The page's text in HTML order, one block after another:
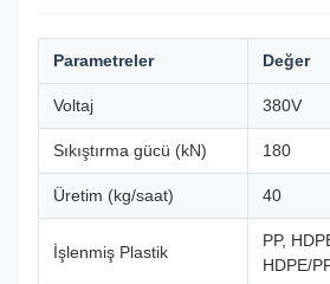
Parametreler Değer
Voltaj 380V
Sıkıştırma gücü (kN) 180
Üretim (kg/saat) 40
İşlenmiş Plastik
PP,
HDPE/